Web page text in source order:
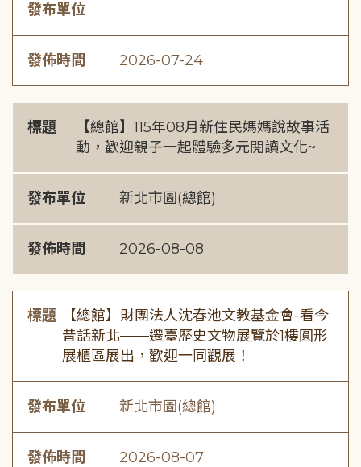
發布單位
發佈時間 2026-07-24
標題
【總館】115年08月新住民媽媽說故事活
動，歡迎親子一起體驗多元閱讀文化~
發布單位 新北市圖(總館)
發佈時間 2026-08-08
標題
【總館】財團法人沈春池文教基金會-看今
昔話新北——遷臺歷史文物展覽於1樓圓形
展櫃區展出，歡迎一同觀展！
發布單位 新北市圖(總館)
發佈時間 2026-08-07